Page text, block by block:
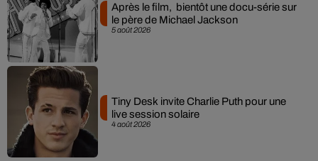
5 août 2026
Après le film, bientôt une docu-série sur
le père de Michael Jackson
4 août 2026
Tiny Desk invite Charlie Puth pour une
live session solaire